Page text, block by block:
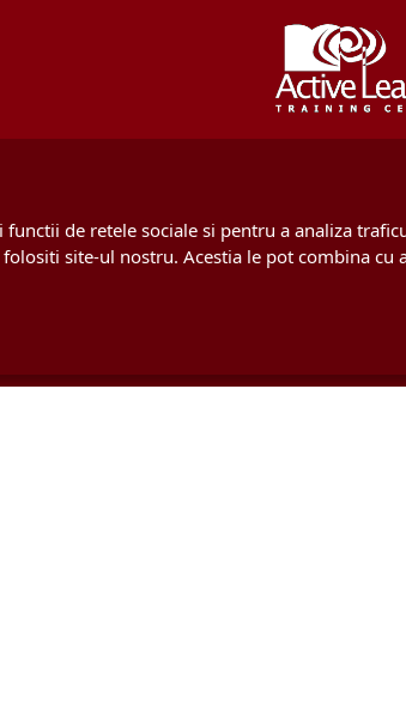
de retele sociale si pentru a analiza
site-ul nostru. Acestia le pot combina cu